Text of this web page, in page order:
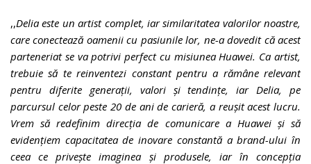
,,Delia este un artist complet, iar similaritatea valorilor noastre,
care conectează oamenii cu pasiunile lor, ne-a dovedit că acest
parteneriat se va potrivi perfect cu misiunea Huawei. Ca artist,
trebuie să te reinventezi constant pentru a rămâne relevant
pentru diferite generații, valori și tendințe, iar Delia, pe
parcursul celor peste 20 de ani de carieră, a reușit acest lucru.
Vrem să redefinim direcția de comunicare a Huawei și să
evidențiem capacitatea de inovare constantă a brand-ului în
ceea ce privește imaginea și produsele, iar în concepția